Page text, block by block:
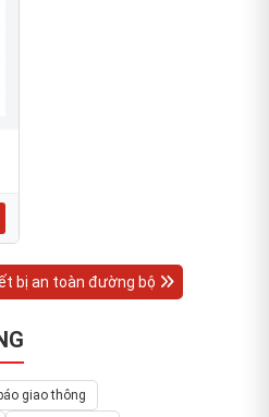
bị an toàn đường bộ
giao thông